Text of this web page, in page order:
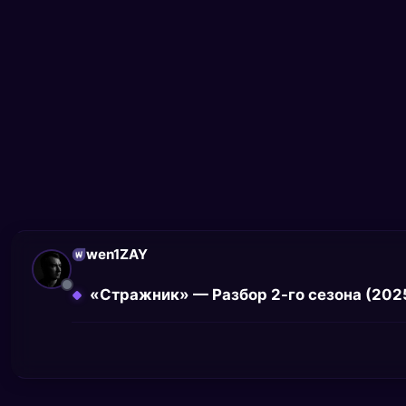
wen1ZAY
«Стражник» — Разбор 2-го сезона